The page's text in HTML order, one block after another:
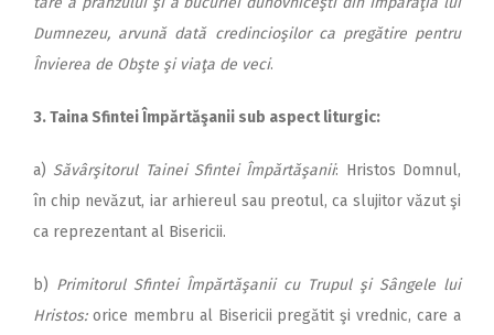
Dumnezeu, arvună dată credincioşilor ca pregătire pentru
În­vierea de Obşte şi viaţa de veci.
3. Taina Sfintei Împărtăşanii sub aspect liturgic:
a) Săvârşitorul Tainei Sfintei Îm­părtăşanii: Hristos Domnul,
în chip nevăzut, iar arhiereul sau preotul, ca slujitor văzut şi
ca reprezentant al Bisericii.
b) Primitorul Sfintei Îm­păr­tă­şanii cu Trupul şi Sângele lui
Hristos: orice membru al Bi­se­ri­cii pregătit şi vrednic, care a